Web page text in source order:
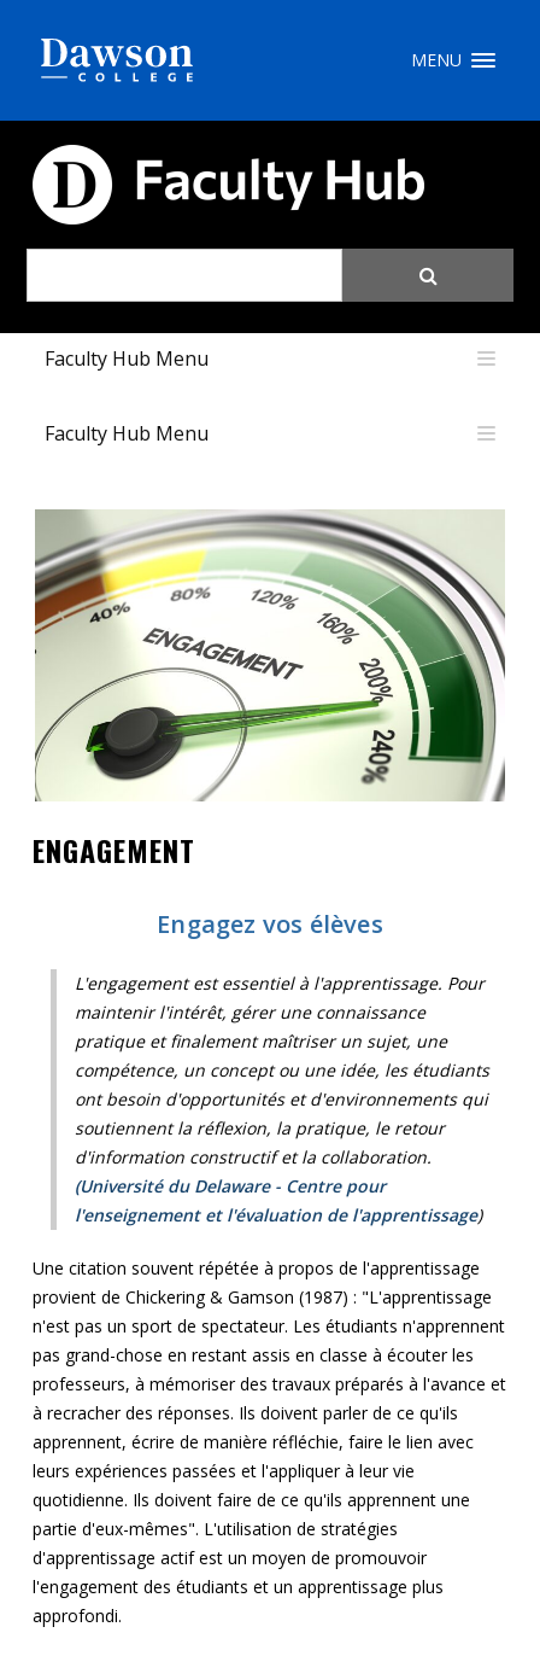
MENU
Faculty Hub Menu
Faculty Hub Menu
ENGAGEMENT
Engagez vos élèves
L'engagement est essentiel à l'apprentissage. Pour
maintenir l'intérêt, gérer une connaissance
pratique et finalement maîtriser un sujet, une
compétence, un concept ou une idée, les étudiants
ont besoin d'opportunités et d'environnements qui
soutiennent la réflexion, la pratique, le retour
d'information constructif et la collaboration.
(Université du Delaware - Centre pour
l'enseignement et l'évaluation de l'apprentissage)
Une citation souvent répétée à propos de l'apprentissage
provient de Chickering & Gamson (1987) : "L'apprentissage
n'est pas un sport de spectateur. Les étudiants n'apprennent
pas grand-chose en restant assis en classe à écouter les
professeurs, à mémoriser des travaux préparés à l'avance et
à recracher des réponses. Ils doivent parler de ce qu'ils
apprennent, écrire de manière réfléchie, faire le lien avec
leurs expériences passées et l'appliquer à leur vie
quotidienne. Ils doivent faire de ce qu'ils apprennent une
partie d'eux-mêmes". L'utilisation de stratégies
d'apprentissage actif est un moyen de promouvoir
l'engagement des étudiants et un apprentissage plus
approfondi.
portail My Dawson///
Liens rapides
Contact
Informations
Outils
Liens
Menu principal